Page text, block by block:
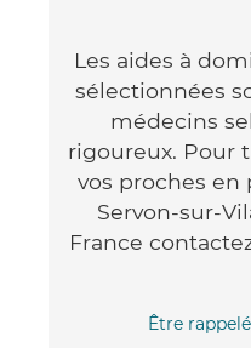
Les aides à
sélectionnées
médecins
rigoureux. Pour
vos proches
Servon-sur-
France
Être